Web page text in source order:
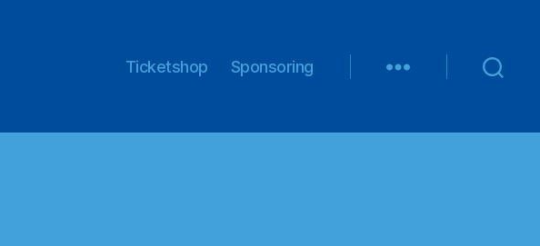
Ticketshop Sponsoring